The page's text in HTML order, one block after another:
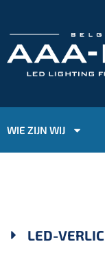
WIE ZIJN WIJ
LED-